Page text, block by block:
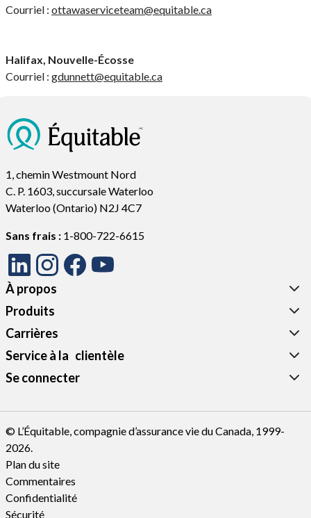
Courriel : ottawaserviceteam@equitable.ca
Halifax, Nouvelle-Écosse
Courriel : gdunnett@equitable.ca
1, chemin Westmount Nord
C. P. 1603, succursale Waterloo
Waterloo (Ontario) N2J 4C7
Sans frais : 1-800-722-6615
À propos
Produits
Carrières
Service à la‎ ‎ ‎ clientèle‎‎
Se connecter
© L’Équitable, compagnie d’assurance vie du Canada, 1999-
2026.
Plan du site
Commentaires
Confidentialité
Sécurité